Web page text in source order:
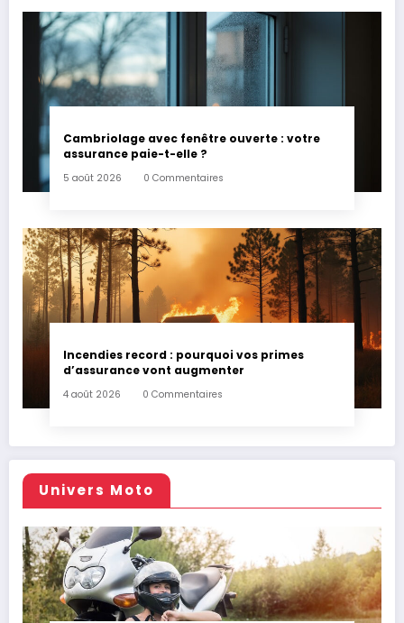
Cambriolage avec fenêtre ouverte : votre
assurance paie-t-elle ?
5 août 2026 0 Commentaires
Incendies record : pourquoi vos primes
d’assurance vont augmenter
4 août 2026 0 Commentaires
Univers Moto